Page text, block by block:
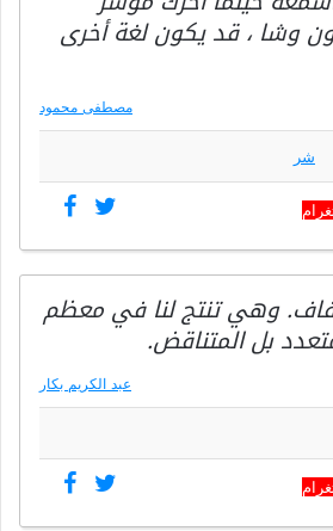
وشا ، قد يكون لغة أخرى
مصطفى محمود
شر
وهي تنتج لنا في معظم
بل المتناقض.
عبد الكريم بكار